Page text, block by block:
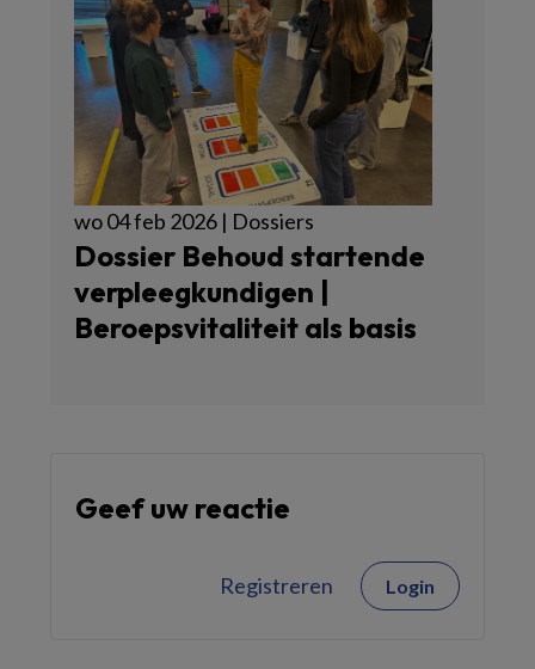
wo 04 feb 2026 | Dossiers
Dossier Behoud startende
verpleegkundigen |
Beroepsvitaliteit als basis
Geef uw reactie
Registreren Login